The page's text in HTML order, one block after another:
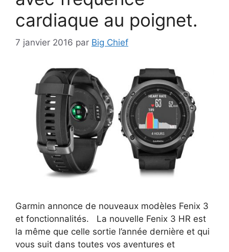
cardiaque au poignet.
7 janvier 2016 par Big Chief
Garmin annonce de nouveaux modèles Fenix 3
et fonctionnalités. La nouvelle Fenix 3 HR est
la même que celle sortie l’année dernière et qui
vous suit dans toutes vos aventures et